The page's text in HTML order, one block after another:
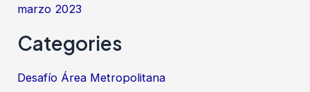
marzo 2023
Categories
Desafío Área Metropolitana